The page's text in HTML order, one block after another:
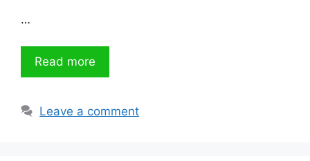
…
Read more
Leave a comment